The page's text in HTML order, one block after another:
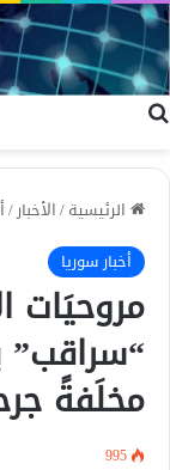
الرئيسية/الأخبار/
أخبار سوريا
مروحيَات
“سراقب”
مخلَفةً
995